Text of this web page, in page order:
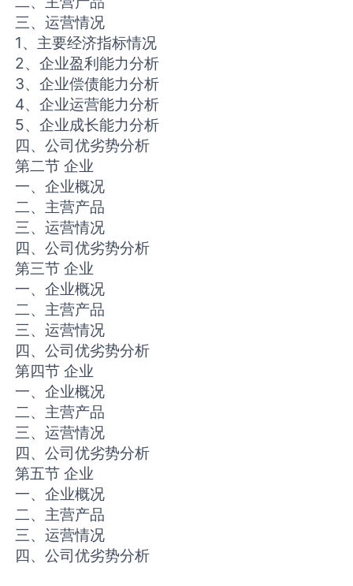
三、运营情况
1、主要经济指标情况
2、企业盈利能力分析
3、企业偿债能力分析
4、企业运营能力分析
5、企业成长能力分析
四、公司优劣势分析
第二节 企业
一、企业概况
二、主营产品
三、运营情况
四、公司优劣势分析
第三节 企业
一、企业概况
二、主营产品
三、运营情况
四、公司优劣势分析
第四节 企业
一、企业概况
二、主营产品
三、运营情况
四、公司优劣势分析
第五节 企业
一、企业概况
二、主营产品
三、运营情况
四、公司优劣势分析